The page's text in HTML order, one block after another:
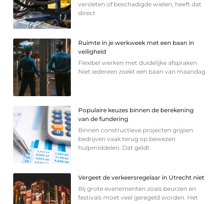
versleten of beschadigde wielen, heeft dat
direct
Ruimte in je werkweek met een baan in
veiligheid
Flexibel werken met duidelijke afspraken
Niet iedereen zoekt een baan van maandag
Populaire keuzes binnen de berekening
van de fundering
Binnen constructieve projecten grijpen
bedrijven vaak terug op bewezen
hulpmiddelen. Dat geldt
Vergeet de verkeersregelaar in Utrecht niet
Bij grote evenementen zoals beurzen en
festivals moet veel geregeld worden. Het